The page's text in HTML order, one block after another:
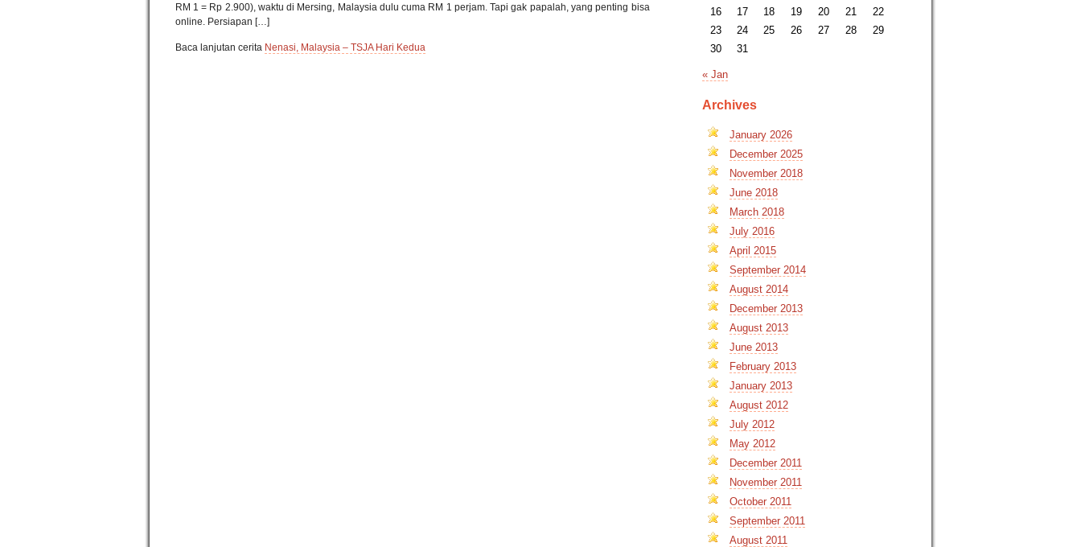
RM 1 = Rp 2.900), waktu di Mersing, Malaysia dulu cuma RM 1 perjam. Tapi gak papalah, yang penting bisa
online. Persiapan […]
Baca lanjutan cerita Nenasi, Malaysia – TSJA Hari Kedua
16
17 18 19 20 21
22
23
24 25 26 27 28
29
30
31
« Jan
Archives
January 2026
December 2025
November 2018
June 2018
March 2018
July 2016
April 2015
September 2014
August 2014
December 2013
August 2013
June 2013
February 2013
January 2013
August 2012
July 2012
May 2012
December 2011
November 2011
October 2011
September 2011
August 2011